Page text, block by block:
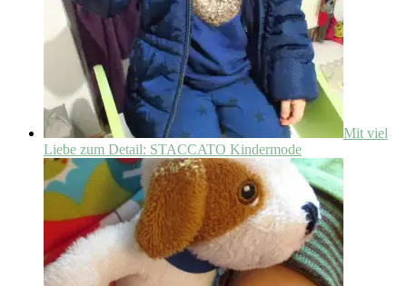
Mit viel
Liebe zum Detail: STACCATO Kindermode